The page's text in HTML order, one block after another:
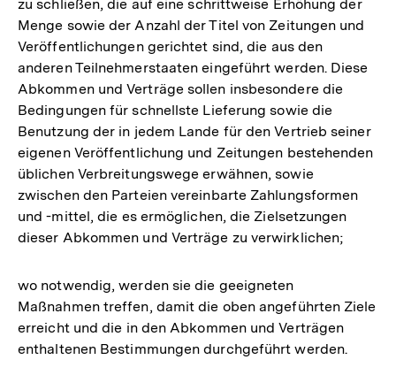
zu schließen, die auf eine schrittweise Erhöhung der
Menge sowie der Anzahl der Titel von Zeitungen und
Veröffentlichungen gerichtet sind, die aus den
anderen Teilnehmerstaaten eingeführt werden. Diese
Abkommen und Verträge sollen insbesondere die
Bedingungen für schnellste Lieferung sowie die
Benutzung der in jedem Lande für den Vertrieb seiner
eigenen Veröffentlichung und Zeitungen bestehenden
üblichen Verbreitungswege erwähnen, sowie
zwischen den Parteien vereinbarte Zahlungsformen
und -mittel, die es ermöglichen, die Zielsetzungen
dieser Abkommen und Verträge zu verwirklichen;
wo notwendig, werden sie die geeigneten
Maßnahmen treffen, damit die oben angeführten Ziele
erreicht und die in den Abkommen und Verträgen
enthaltenen Bestimmungen durchgeführt werden.